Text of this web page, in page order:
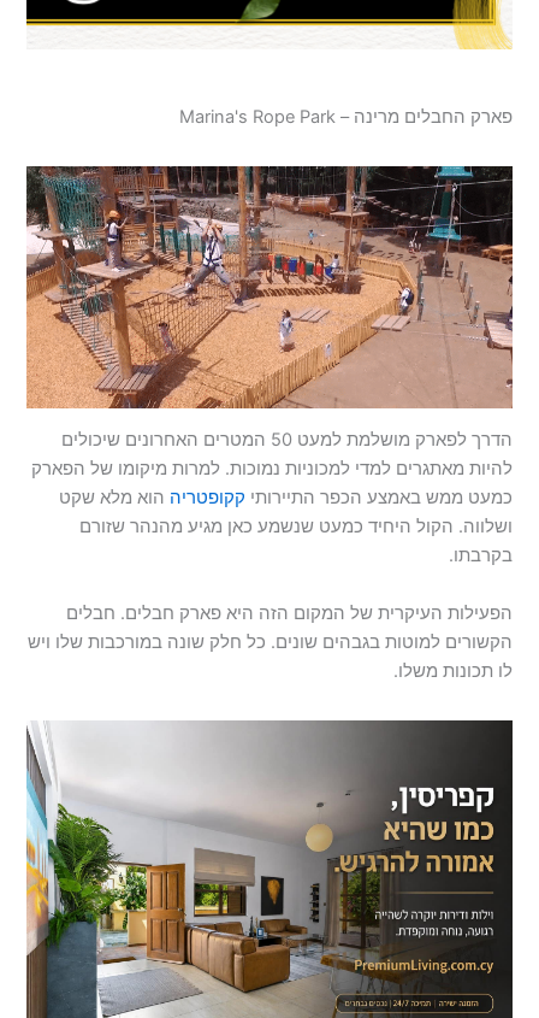
פארק החבלים מרינה – Marina's Rope Park
הדרך לפארק מושלמת למעט 50 המטרים האחרונים שיכולים
להיות מאתגרים למדי למכוניות נמוכות. למרות מיקומו של הפארק
כמעט ממש באמצע הכפר התיירותי קקופטריה הוא מלא שקט
ושלווה. הקול היחיד כמעט שנשמע כאן מגיע מהנהר שזורם
בקרבתו.
הפעילות העיקרית של המקום הזה היא פארק חבלים. חבלים
הקשורים למוטות בגבהים שונים. כל חלק שונה במורכבות שלו ויש
לו תכונות משלו.